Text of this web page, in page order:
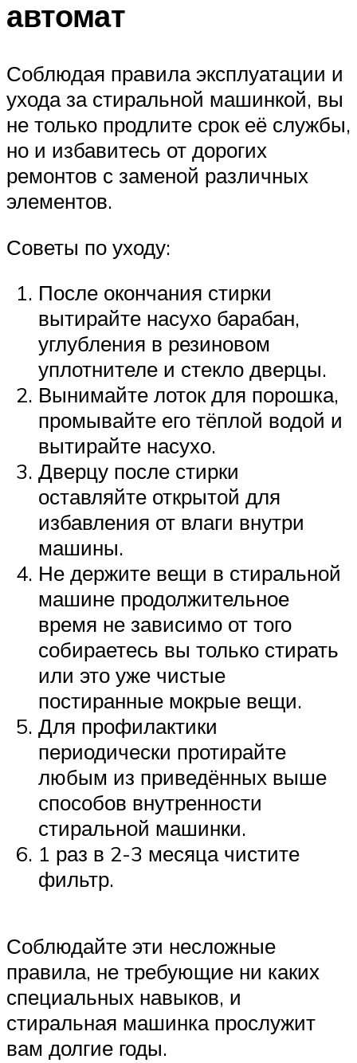
автомат
Соблюдая правила эксплуатации и
ухода за стиральной машинкой, вы
не только продлите срок её службы,
но и избавитесь от дорогих
ремонтов с заменой различных
элементов.
Советы по уходу:
После окончания стирки
вытирайте насухо барабан,
углубления в резиновом
уплотнителе и стекло дверцы.
Вынимайте лоток для порошка,
промывайте его тёплой водой и
вытирайте насухо.
Дверцу после стирки
оставляйте открытой для
избавления от влаги внутри
машины.
Не держите вещи в стиральной
машине продолжительное
время не зависимо от того
собираетесь вы только стирать
или это уже чистые
постиранные мокрые вещи.
Для профилактики
периодически протирайте
любым из приведённых выше
способов внутренности
стиральной машинки.
1 раз в 2-3 месяца чистите
фильтр.
Соблюдайте эти несложные
правила, не требующие ни каких
специальных навыков, и
стиральная машинка прослужит
вам долгие годы.